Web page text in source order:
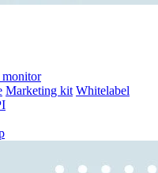
monitor
Marketing kit Whitelabel